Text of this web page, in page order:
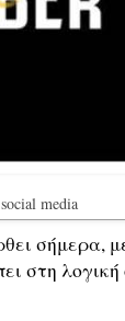
media
σήμερα,
στη